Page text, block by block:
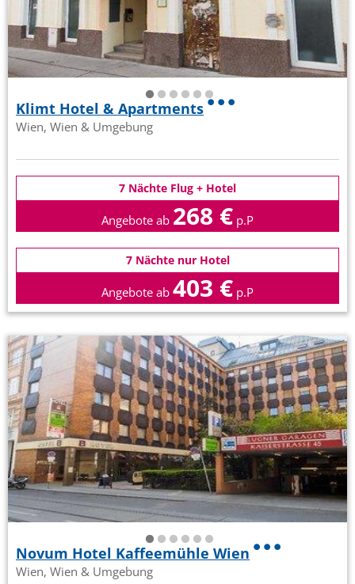
Klimt Hotel & Apartments
Wien, Wien & Umgebung
7 Nächte Flug + Hotel
Angebote ab 268 € p.P
7 Nächte nur Hotel
Angebote ab 403 € p.P
Novum Hotel Kaffeemühle Wien
Wien, Wien & Umgebung